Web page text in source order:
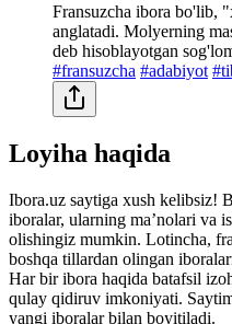
Fransuzcha ibora bo'lib,
anglatadi. Molyerning
deb hisoblayotgan
#fransuzcha #adabiyot
Loyiha haqida
Ibora.uz saytiga xush kelibsiz!
iboralar, ularning maʼnolari va
olishingiz mumkin. Lotincha,
boshqa tillardan olingan
Har bir ibora haqida batafsil
qulay qidiruv imkoniyati.
yangi iboralar bilan boyitiladi.